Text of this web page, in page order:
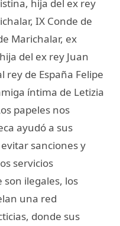
hija del ex rey
IX Conde de
Marichalar, ex
del ex rey Juan
rey de España Felipe
íntima de Letizia
papeles nos
ayudó a sus
sanciones y
servicios
ilegales, los
una red
donde sus